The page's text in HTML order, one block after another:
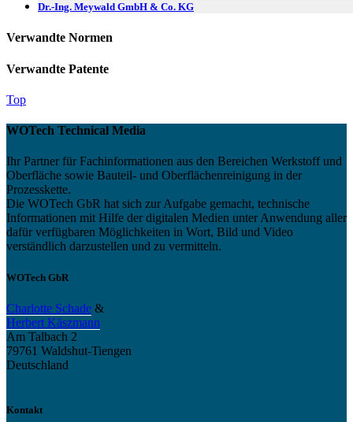
Dr.-Ing. Meywald GmbH & Co. KG
Verwandte Normen
Verwandte Patente
Top
WOTech Technical Media
Ihr Partner für Fachinformationen aus den Bereichen Werkstoff und
Oberfläche sowie Bauteil- und Oberflächenreinigung in der
Prozesskette.
Die WOTech GbR hat sich zur Aufgabe gemacht, technische
Informationen mit Hilfe der digitalen Medien unter Anwendung aller
dafür verfügbaren Möglichkeiten in Wort, Bild und Video
verständlich darzustellen und zu vermitteln.
WOTech GbR
Charlotte Schade &
Herbert Käszmann
Am Talbach 2
79761 Waldshut-Tiengen
Deutschland
Kontakt